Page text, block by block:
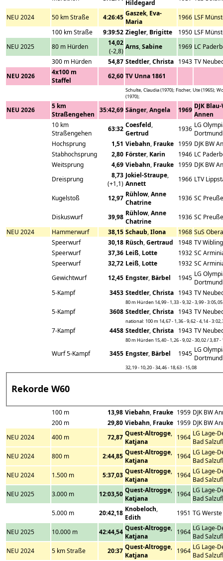
Hildegard
NEU 2024 50 km Straße 4:26:45 Gaszek, Eva-
Maria
1966 LSF
100 km Straße
9:39:52 Ziegler, Brigitte 1950 LSF
NEU 2025
80 m Hürden
14,02
(-2,8)
Arns,Sabine 1969 LC
300 m Hürden
54,87 Stedtler,Christa 1943 TV
NEU 2026
4x100 m
Staffel
62,60 TV Unna 1861
Schulte, Claudia (1970); Fischer, Ute (1965);
(1970);
NEU 2026
5 km
Straßengehen
35:42,69 Sänger,Angela 1969 DJK
Annen
10 km
Straßengehen
63:32 Coesfeld,
Gertrud
1936 LG
Dortmund
Hochsprung
1,51 Viebahn, Frauke 1959 DJK BW
Stabhochsprung
2,80 Förster, Karin 1946 LC
Weitsprung
4,69 Viebahn, Frauke 1959 DJK BW
Dreisprung
8,73
(+1,1)
Jokiel-Straupe,
Annett
1966 LTV
Kugelstoß 12,97 Rühlow,Anne
Chatrine
1936 SC
Diskuswurf 39,98 Rühlow,Anne
Chatrine
1936 SC
NEU 2024
Hammerwurf 38,15 Schaub,Ilona 1968 SuS
Speerwurf
30,18 Rüsch,Gertraud 1948 TV
Speerwurf
37,36 Leiß, Lotte 1932 SC
Speerwurf
32,72 Leiß, Lotte 1932 SC
Gewichtwurf
12,45 Engster, Bärbel 1945 LG
Dortmund
5-Kampf
3453 Stedtler,Christa 1943 TV
80 m Hürden 14,99 - 1,33 - 9,32 - 3,99 - 3:05,05
5-Kampf 3608 Stedtler,Christa 1943 TV
national: 100 m 14,67 - 1,36 - 9,62 - 4,14 -
7-Kampf 4458 Stedtler,Christa 1943 TV
80 m Hürden 15,40 - 1,26 - 9,02 - 30,02 / 3,87 -
Wurf 5-Kampf 3455 Engster, Bärbel 1945 LG
Dortmund
32,19 - 10,20 - 34,46 - 18,63 - 15,08
Rekorde W60
100 m 13,98 Viebahn, Frauke 1959 DJK BW
200 m
29,80 Viebahn, Frauke 1959 DJK BW
NEU 2024
400 m 72,87 Quest-Altrogge,
Katjana
1964 LG Lage-
Bad
NEU 2024
800 m 2:44,85 Quest-Altrogge,
Katjana
1964 LG Lage-
Bad
NEU 2024
1.500 m 5:37,03 Quest-Altrogge,
Katjana
1964 LG Lage-
Bad
NEU 2025
3.000 m 12:03,50 Quest-Altrogge,
Katjana
1964 LG Lage-
Bad
5.000 m
20:42,18 Knobeloch,
Edith
1951 TG Werste
NEU 2025 10.000 m 42:44,54 Quest-Altrogge,
Katjana
1964 LG Lage-
Bad
NEU 2024
5 km Straße 20:37 Quest-Altrogge,
Katjana
1964 LG Lage-
Bad